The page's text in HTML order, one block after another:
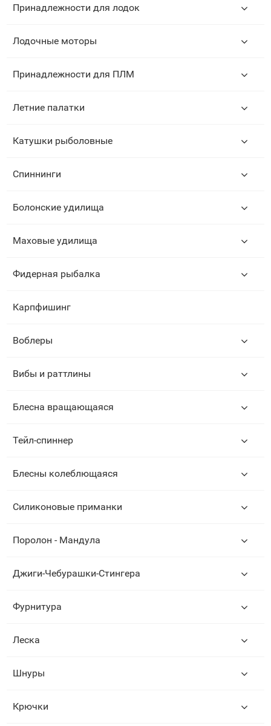
Принадлежности для лодок
Лодочные моторы
Принадлежности для ПЛМ
Летние палатки
Катушки рыболовные
Спиннинги
Болонские удилища
Маховые удилища
Фидерная рыбалка
Карпфишинг
Воблеры
Вибы и раттлины
Блесна вращающаяся
Тейл-спиннер
Блесны колеблющаяся
Силиконовые приманки
Поролон - Мандула
Джиги-Чебурашки-Стингера
Фурнитура
Леска
Шнуры
Крючки